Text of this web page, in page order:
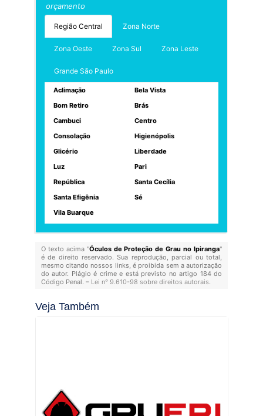
orçamento
Região Central Zona Norte
Zona Oeste Zona Sul Zona Leste
Grande São Paulo
Aclimação
Bela Vista
Bom Retiro
Brás
Cambuci
Centro
Consolação
Higienópolis
Glicério
Liberdade
Luz
Pari
República
Santa Cecília
Santa Efigênia
Sé
Vila Buarque
O texto acima "Óculos de Proteção de Grau no Ipiranga"
é de direito reservado. Sua reprodução, parcial ou total,
mesmo citando nossos links, é proibida sem a autorização
do autor. Plágio é crime e está previsto no artigo 184 do
Código Penal. – Lei n° 9.610-98 sobre direitos autorais.
Veja Também